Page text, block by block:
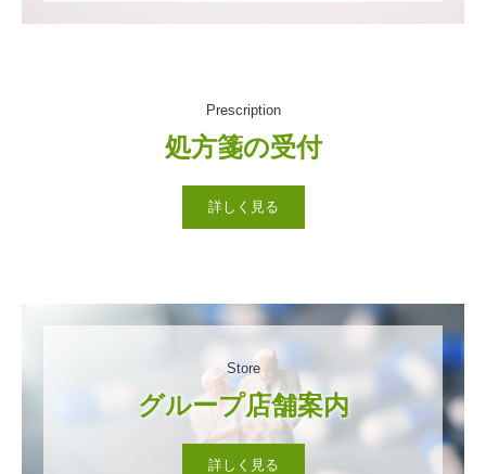
Prescription
処方箋の受付
詳しく見る
Store
詳しく見る